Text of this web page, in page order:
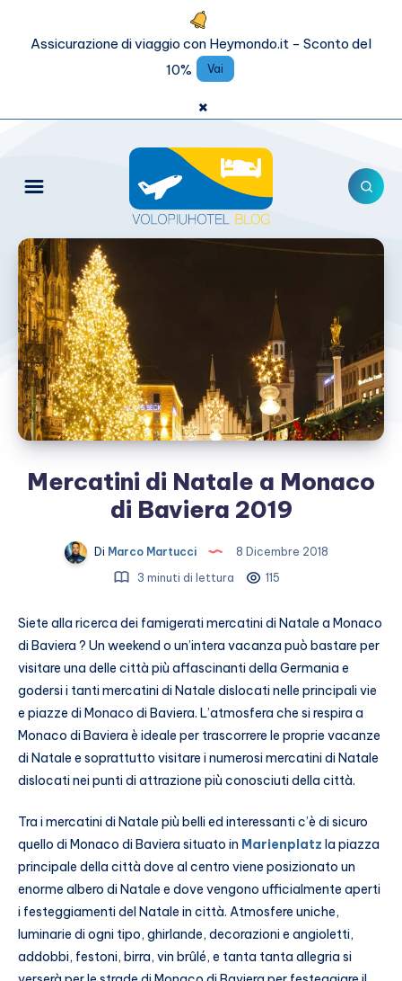
Assicurazione di viaggio con Heymondo.it - Sconto del
10%
Vai
×
Mercatini di Natale a Monaco
di Baviera 2019
Di Marco Martucci
8 Dicembre 2018
3 minuti di lettura
115
Siete alla ricerca dei famigerati mercatini di Natale a Monaco
di Baviera ? Un weekend o un’intera vacanza può bastare per
visitare una delle città più affascinanti della Germania e
godersi i tanti mercatini di Natale dislocati nelle principali vie
e piazze di Monaco di Baviera. L’atmosfera che si respira a
Monaco di Baviera è ideale per trascorrere le proprie vacanze
di Natale e soprattutto visitare i numerosi mercatini di Natale
dislocati nei punti di attrazione più conosciuti della città.
Tra i mercatini di Natale più belli ed interessanti c’è di sicuro
quello di Monaco di Baviera situato in Marienplatz la piazza
principale della città dove al centro viene posizionato un
enorme albero di Natale e dove vengono ufficialmente aperti
i festeggiamenti del Natale in città. Atmosfere uniche,
luminarie di ogni tipo, ghirlande, decorazioni e angioletti,
addobbi, festoni, birra, vin brûlé, e tanta tanta allegria si